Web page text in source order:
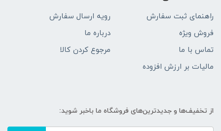
راهنمای ثبت سفارش
رویه ارسال سفارش
فروش ویژه
درباره ما
تماس با ما
مرجوع کردن کالا
مالیات بر ارزش افزوده
از تخفیف‌ها و جدیدترین‌های فروشگاه ما باخبر شوید: